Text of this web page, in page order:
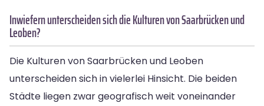
Inwiefern unterscheiden sich die Kulturen von Saarbrücken und
Leoben?
Die Kulturen von Saarbrücken und Leoben
unterscheiden sich in vielerlei Hinsicht. Die beiden
Städte liegen zwar geografisch weit voneinander